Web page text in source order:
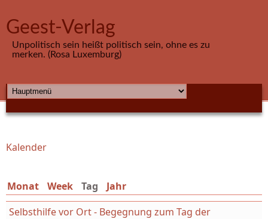
Geest-Verlag
Unpolitisch sein heißt politisch sein, ohne es zu
merken. (Rosa Luxemburg)
HAUPTMENÜ
Sie sind hier
Kalender
Monat Week Tag (aktiver Reiter)
Jahr
Selbsthilfe vor Ort - Begegnung zum Tag der